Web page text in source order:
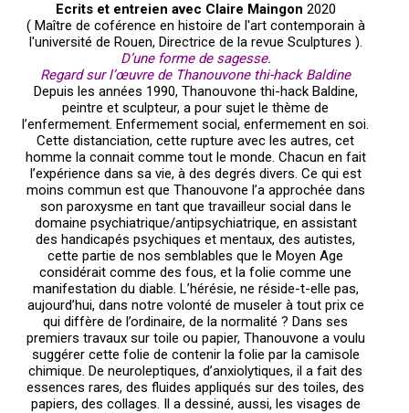
11
MARS
PEACEFUL
NATURE
7
MARS
2015
GREEN
LIGHT
28
FÉVRIER
2015
ATTENTION
TO DETAIL
18
2015
TECHNIQUE
18
FÉVRIER
2015
ART OF
BEAUTY
18
FÉVRIER
2015
MASSIVE
ELEMENTS
Ecrits et entreien avec Claire Maingon 2020
( Maître de coférence en histoire de l'art contemporain à
l'université de Rouen, Directrice de la revue Sculptures ).
D’une forme de sagesse.
Regard sur l’œuvre de Thanouvone thi-hack Baldine
Depuis les années 1990, Thanouvone thi-hack Baldine,
peintre et sculpteur, a pour sujet le thème de
l’enfermement. Enfermement social, enfermement en soi.
Cette distanciation, cette rupture avec les autres, cet
homme la connait comme tout le monde. Chacun en fait
l’expérience dans sa vie, à des degrés divers. Ce qui est
moins commun est que Thanouvone l’a approchée dans
son paroxysme en tant que travailleur social dans le
domaine psychiatrique/antipsychiatrique, en assistant
des handicapés psychiques et mentaux, des autistes,
cette partie de nos semblables que le Moyen Age
considérait comme des fous, et la folie comme une
manifestation du diable. L’hérésie, ne réside-t-elle pas,
aujourd’hui, dans notre volonté de museler à tout prix ce
qui diffère de l’ordinaire, de la normalité ? Dans ses
premiers travaux sur toile ou papier, Thanouvone a voulu
suggérer cette folie de contenir la folie par la camisole
chimique. De neuroleptiques, d’anxiolytiques, il a fait des
essences rares, des fluides appliqués sur des toiles, des
papiers, des collages. Il a dessiné, aussi, les visages de